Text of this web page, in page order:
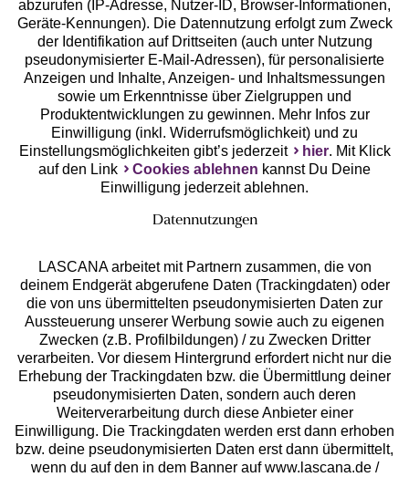
Unsere Apps
Services
Beratung
Über uns
Rechtliches
abzurufen (IP-Adresse, Nutzer-ID, Browser-Informationen,
Geräte-Kennungen). Die Datennutzung erfolgt zum Zweck
der Identifikation auf Drittseiten (auch unter Nutzung
pseudonymisierter E-Mail-Adressen), für personalisierte
Anzeigen und Inhalte, Anzeigen- und Inhaltsmessungen
sowie um Erkenntnisse über Zielgruppen und
Produktentwicklungen zu gewinnen. Mehr Infos zur
Einwilligung (inkl. Widerrufsmöglichkeit) und zu
Einstellungsmöglichkeiten gibt’s jederzeit
hier. Mit Klick
auf den Link
Cookies ablehnen kannst Du Deine
Einwilligung jederzeit ablehnen.
Datennutzungen
LASCANA arbeitet mit Partnern zusammen, die von
deinem Endgerät abgerufene Daten (Trackingdaten) oder
die von uns übermittelten pseudonymisierten Daten zur
Aussteuerung unserer Werbung sowie auch zu eigenen
Zwecken (z.B. Profilbildungen) / zu Zwecken Dritter
verarbeiten. Vor diesem Hintergrund erfordert nicht nur die
Erhebung der Trackingdaten bzw. die Übermittlung deiner
pseudonymisierten Daten, sondern auch deren
Weiterverarbeitung durch diese Anbieter einer
Einwilligung. Die Trackingdaten werden erst dann erhoben
bzw. deine pseudonymisierten Daten erst dann übermittelt,
wenn du auf den in dem Banner auf www.lascana.de /